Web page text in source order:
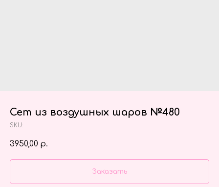
Сет из воздушных шаров №480
SKU:
3950,00 р.
Заказать